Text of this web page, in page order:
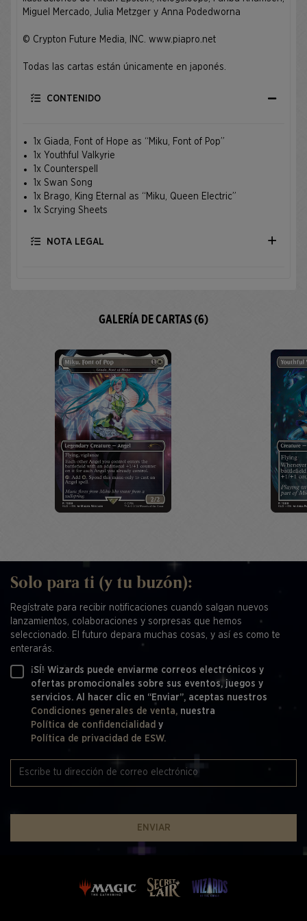
Miguel Mercado, Julia Metzger y Anna Podedworna
© Crypton Future Media, INC. www.piapro.net
Todas las cartas están únicamente en japonés.
CONTENIDO
1x Giada, Font of Hope as “Miku, Font of Pop”
1x Youthful Valkyrie
1x Counterspell
1x Swan Song
1x Brago, King Eternal as “Miku, Queen Electric”
1x Scrying Sheets
NOTA LEGAL
GALERÍA DE CARTAS (6)
Solo para ti (y tu buzón):
Regístrate para recibir notificaciones cuando salgan nuevos
lanzamientos, colaboraciones y sorpresas que hemos
seleccionado. El futuro depara muchas cosas, y así es como te
enterarás.
¡SÍ! Wizards puede enviarme correos electrónicos y
ofertas promocionales sobre sus eventos, juegos y
servicios. Al hacer clic en “Enviar”, aceptas nuestros
Condiciones generales de venta, nuestra
Política de confidencialidad y
Política de privacidad de ESW.
ENVIAR